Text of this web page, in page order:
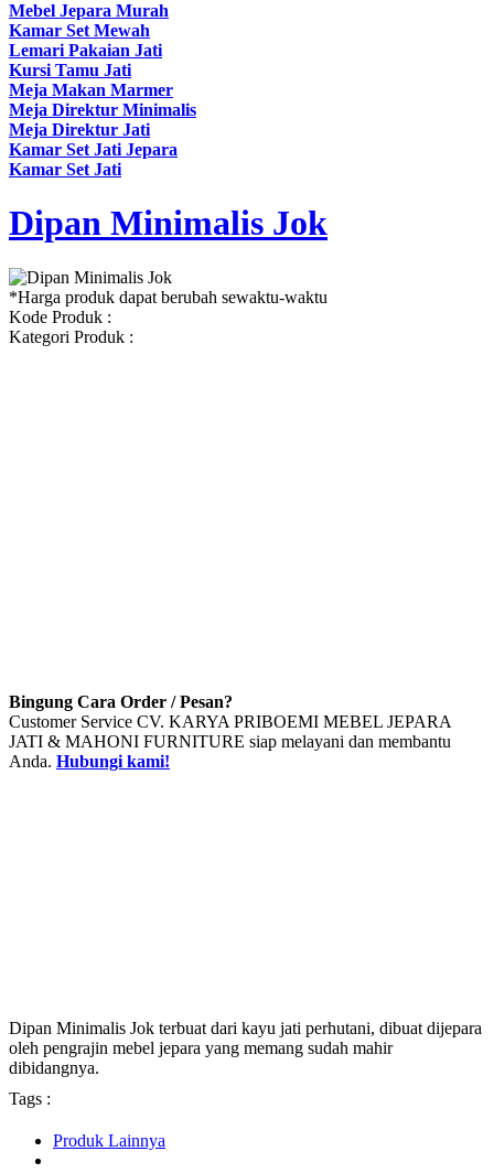
Mebel Jepara Murah
Kamar Set Mewah
Lemari Pakaian Jati
Kursi Tamu Jati
Meja Makan Marmer
Meja Direktur Minimalis
Meja Direktur Jati
Kamar Set Jati Jepara
Kamar Set Jati
Dipan Minimalis Jok
*Harga produk dapat berubah sewaktu-waktu
Kode Produk :
Kategori Produk :
Bingung Cara Order / Pesan?
Customer Service CV. KARYA PRIBOEMI MEBEL JEPARA
JATI & MAHONI FURNITURE siap melayani dan membantu
Anda. Hubungi kami!
Dipan Minimalis Jok terbuat dari kayu jati perhutani, dibuat dijepara
oleh pengrajin mebel jepara yang memang sudah mahir
dibidangnya.
Tags :
Produk Lainnya